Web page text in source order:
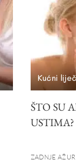
Kućni
ŠTO SU
ZADNJE